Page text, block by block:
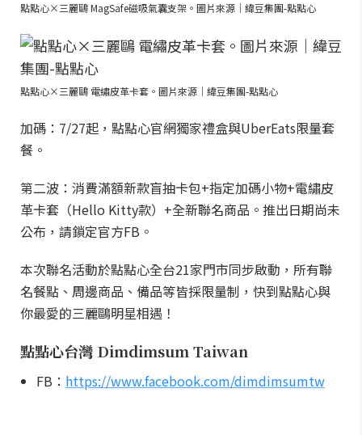
點點心×三麗鷗 MagSafe磁吸氣囊支架。圖片來源｜緯豆集團-點點心
點點心×三麗鷗 電繡皮革卡套。圖片來源｜緯豆集團-點點心
加碼：7/27起，點點心官網獨家禮盒與UberEats限量套
餐。
第二波：消費滿額新款盲抽卡包+指定加碼小物+電繡皮
革卡套（Hello Kitty款）+全新聯名商品。推出日期尚未
公布，請鎖定官方FB。
本次聯名活動於點點心全台21家門市同步啟動，所有聯
名餐點、周邊商品、備品等皆採限量制，快到點點心與
你最愛的三麗鷗明星相遇！
點點心台灣 Dimdimsum Taiwan
FB： https://www.facebook.com/dimdimsumtw